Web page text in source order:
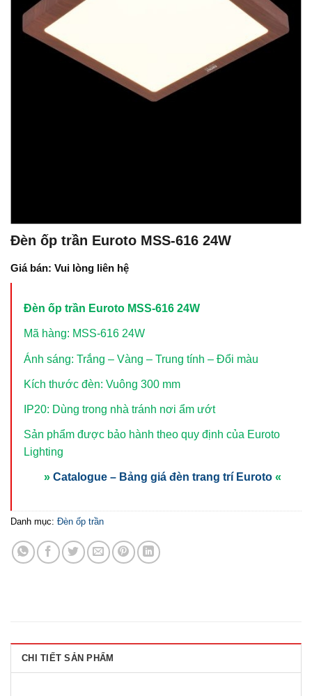
Đèn ốp trần Euroto MSS-616 24W
Giá bán: Vui lòng liên hệ
Đèn ốp trần Euroto MSS-616 24W
Mã hàng: MSS-616 24W
Ánh sáng: Trắng – Vàng – Trung tính – Đổi màu
Kích thước đèn: Vuông 300 mm
IP20: Dùng trong nhà tránh nơi ẩm ướt
Sản phẩm được bảo hành theo quy định của Euroto
Lighting
» Catalogue – Bảng giá đèn trang trí Euroto «
Danh mục: Đèn ốp trần
CHI TIẾT SẢN PHẨM